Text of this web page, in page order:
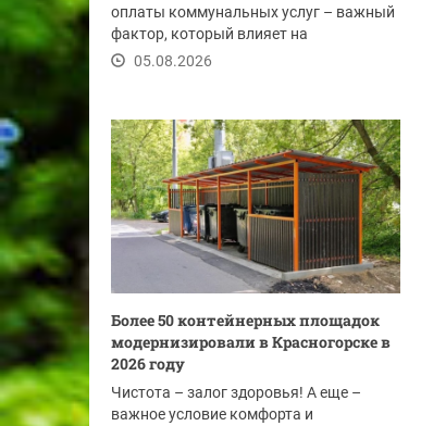
оплаты коммунальных услуг – важный
фактор, который влияет на
своевременность...
05.08.2026
Более 50 контейнерных площадок
модернизировали в Красногорске в
2026 году
Чистота – залог здоровья! А еще –
важное условие комфорта и